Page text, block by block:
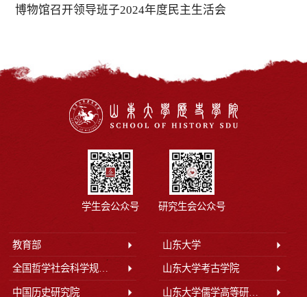
博物馆召开领导班子2024年度民主生活会
学生会公众号 研究生会公众号
教育部 山东大学
全国哲学社会科学规划办公室 山东大学考古学院
中国历史研究院 山东大学儒学高等研究院